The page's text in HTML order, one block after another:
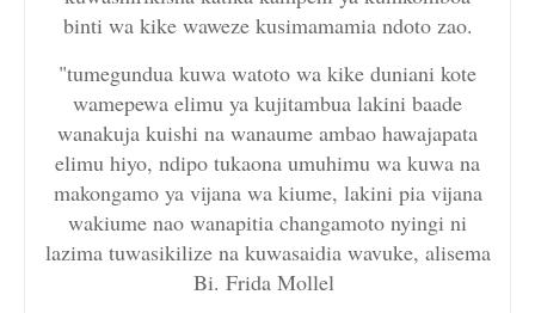
binti wa kike waweze kusimamamia ndoto zao.
"tumegundua kuwa watoto wa kike duniani kote
wamepewa elimu ya kujitambua lakini baade
wanakuja kuishi na wanaume ambao hawajapata
elimu hiyo, ndipo tukaona umuhimu wa kuwa na
makongamo ya vijana wa kiume, lakini pia vijana
wakiume nao wanapitia changamoto nyingi ni
lazima tuwasikilize na kuwasaidia wavuke, alisema
Bi. Frida Mollel